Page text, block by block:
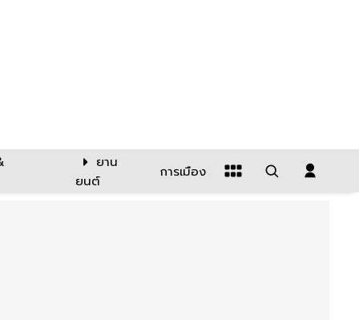
ยาน
ยนต์
การเมือง